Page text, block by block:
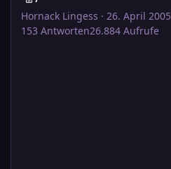
Hornack Lingess · 26. April 2005
153 Antworten26.884 Aufrufe